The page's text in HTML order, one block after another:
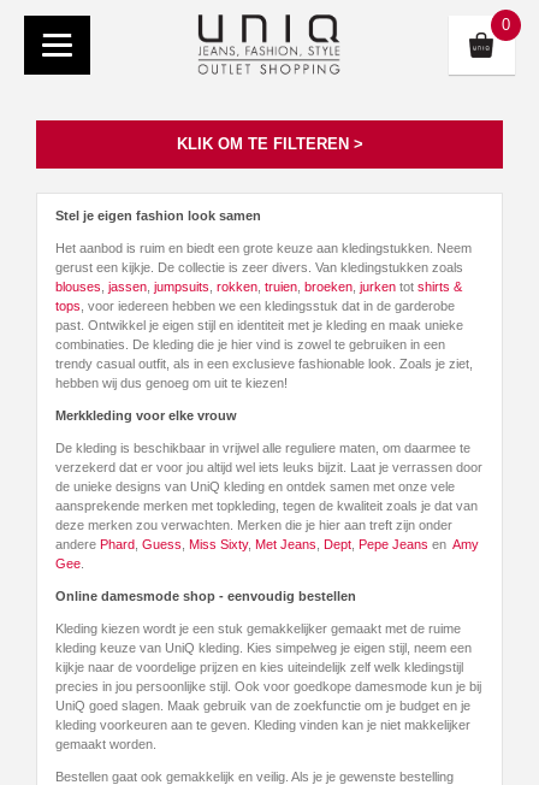
0
KLIK OM TE FILTEREN >
Stel je eigen fashion look samen
Het aanbod is ruim en biedt een grote keuze aan kledingstukken. Neem
gerust een kijkje. De collectie is zeer divers. Van kledingstukken zoals
blouses jassen jumpsuits rokken truien broeken jurken tot shirts &
tops , voor iedereen hebben we een kledingsstuk dat in de garderobe
past. Ontwikkel je eigen stijl en identiteit met je kleding en maak unieke
combinaties. De kleding die je hier vind is zowel te gebruiken in een
trendy casual outfit, als in een exclusieve fashionable look. Zoals je ziet,
hebben wij dus genoeg om uit te kiezen!
Merkkleding voor elke vrouw
De kleding is beschikbaar in vrijwel alle reguliere maten, om daarmee te
verzekerd dat er voor jou altijd wel iets leuks bijzit. Laat je verrassen door
de unieke designs van UniQ kleding en ontdek samen met onze vele
aansprekende merken met topkleding, tegen de kwaliteit zoals je dat van
deze merken zou verwachten. Merken die je hier aan treft zijn onder
andere Phard Guess Miss Sixty, Met Jeans Dept Pepe Jeans en Amy
Gee
Online damesmode shop - eenvoudig bestellen
Kleding kiezen wordt je een stuk gemakkelijker gemaakt met de ruime
kleding keuze van UniQ kleding. Kies simpelweg je eigen stijl, neem een
kijkje naar de voordelige prijzen en kies uiteindelijk zelf welk kledingstijl
precies in jou persoonlijke stijl. Ook voor goedkope damesmode kun je bij
UniQ goed slagen. Maak gebruik van de zoekfunctie om je budget en je
kleding voorkeuren aan te geven. Kleding vinden kan je niet makkelijker
gemaakt worden.
Bestellen gaat ook gemakkelijk en veilig. Als je je gewenste bestelling